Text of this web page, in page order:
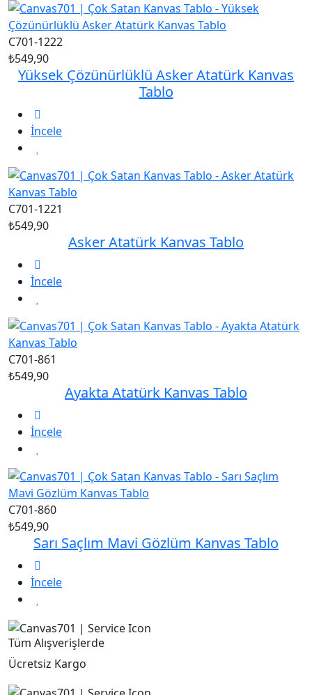
C701-1222
₺549,90
Yüksek Çözünürlüklü Asker Atatürk Kanvas
Tablo
İncele
C701-1221
₺549,90
Asker Atatürk Kanvas Tablo
İncele
C701-861
₺549,90
Ayakta Atatürk Kanvas Tablo
İncele
C701-860
₺549,90
Sarı Saçlım Mavi Gözlüm Kanvas Tablo
İncele
Tüm Alışverişlerde
Ücretsiz Kargo